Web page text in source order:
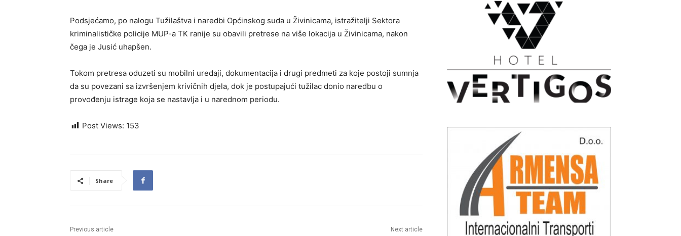
Podsjećamo, po nalogu Tužilaštva i naredbi Općinskog suda u Živinicama, istražitelji Sektora
kriminalističke policije MUP-a TK ranije su obavili pretrese na više lokacija u Živinicama, nakon
čega je Jusić uhapšen.
Tokom pretresa oduzeti su mobilni uređaji, dokumentacija i drugi predmeti za koje postoji sumnja
da su povezani sa izvršenjem krivičnih djela, dok je postupajući tužilac donio naredbu o
provođenju istrage koja se nastavlja i u narednom periodu.
Post Views: 153
Share
Previous article Next article